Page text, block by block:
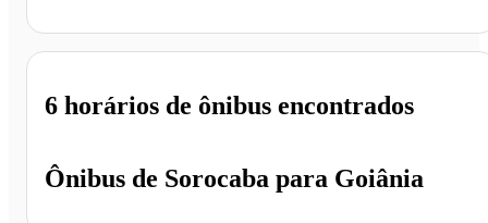
Ônibus de Sorocaba para Goiânia
6 horários de ônibus encontrados